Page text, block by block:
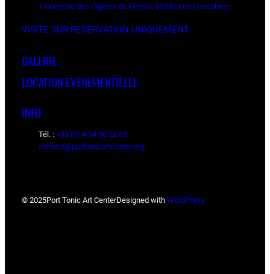
1 Corniche des Cigales de Ferréol, 83380 Les Issambres
VISITE SUR RESERVATION UNIQUEMENT
GALERIE
LOCATION EVENEMENTIELLE
INFO
Tél. : +33 (0) 4 94 96 22 63
contact@porttonicartcenter.org
© 2025Port Tonic Art CenterDesigned with WordPress